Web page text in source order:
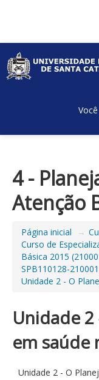
4 -
Atenção
Página inicial →
Curso de
Básica 2015
SPB110128-
Unidade 2 - O
Unidade
em saúde
Unidade 2 - O